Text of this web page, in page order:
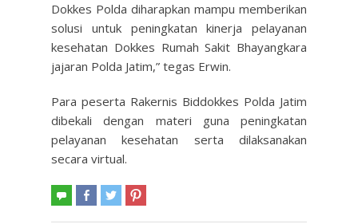
Dokkes Polda diharapkan mampu memberikan
solusi untuk peningkatan kinerja pelayanan
kesehatan Dokkes Rumah Sakit Bhayangkara
jajaran Polda Jatim,” tegas Erwin.
Para peserta Rakernis Biddokkes Polda Jatim
dibekali dengan materi guna peningkatan
pelayanan kesehatan serta dilaksanakan
secara virtual.